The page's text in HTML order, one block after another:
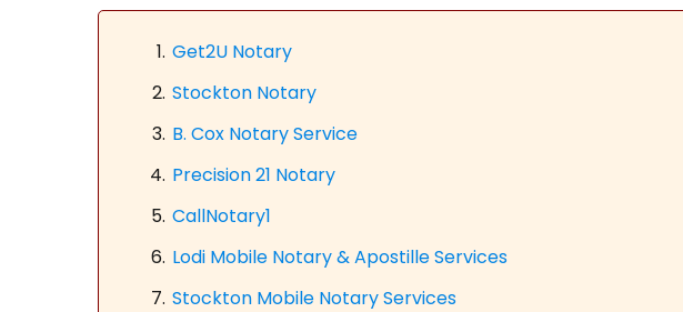
Get2U Notary
Stockton Notary
B. Cox Notary Service
Precision 21 Notary
CallNotary1
Lodi Mobile Notary & Apostille Services
Stockton Mobile Notary Services